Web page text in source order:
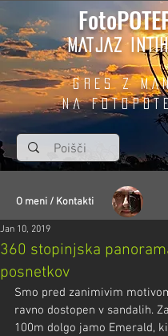
MATJAZ
GRES Z
na
O meni / Kontakti
360 stopinjska
posnetkov
Jan 10, 2019
Smo pred zanimivim
ravno dostopen v sandalih.
100m dolgo jamo Emerald,